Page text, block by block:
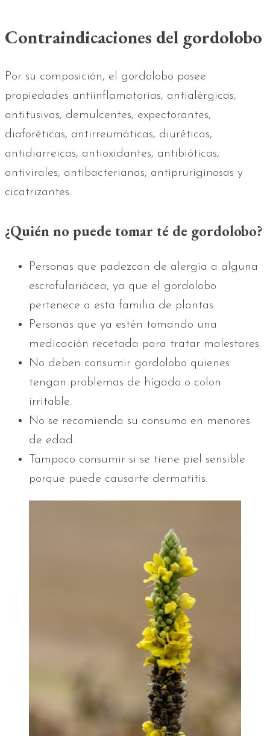
Contraindicaciones del gordolobo
Por su composición, el gordolobo posee
propiedades antiinflamatorias, antialérgicas,
antitusivas, demulcentes, expectorantes,
diaforéticas, antirreumáticas, diuréticas,
antidiarreicas, antioxidantes, antibióticas,
antivirales, antibacterianas, antipruriginosas y
cicatrizantes.
¿Quién no puede tomar té de gordolobo?
Personas que padezcan de alergia a alguna
escrofulariácea, ya que el gordolobo
pertenece a esta familia de plantas.
Personas que ya estén tomando una
medicación recetada para tratar malestares.
No deben consumir gordolobo quienes
tengan problemas de hígado o colon
irritable.
No se recomienda su consumo en menores
de edad.
Tampoco consumir si se tiene piel sensible
porque puede causarte dermatitis.